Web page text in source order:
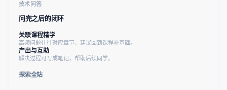
技术问答
问完之后的闭环
关联课程精学
高频问题往往对应章节，建议回到课程补基础。
产出与互助
解决过程可写成笔记，帮助后续同学。
探索全站